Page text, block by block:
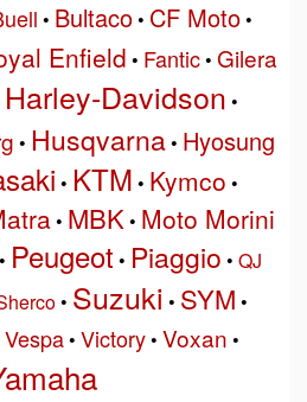
• Bultaco• CF Moto•
Enfield • Fantic• Gilera
Harley-Davidson •
• Husqvarna• Hyosung
• KTM • Kymco •
• MBK• Moto Morini
Peugeot • Piaggio • QJ
• Suzuki • SYM •
Vespa• Victory• Voxan •